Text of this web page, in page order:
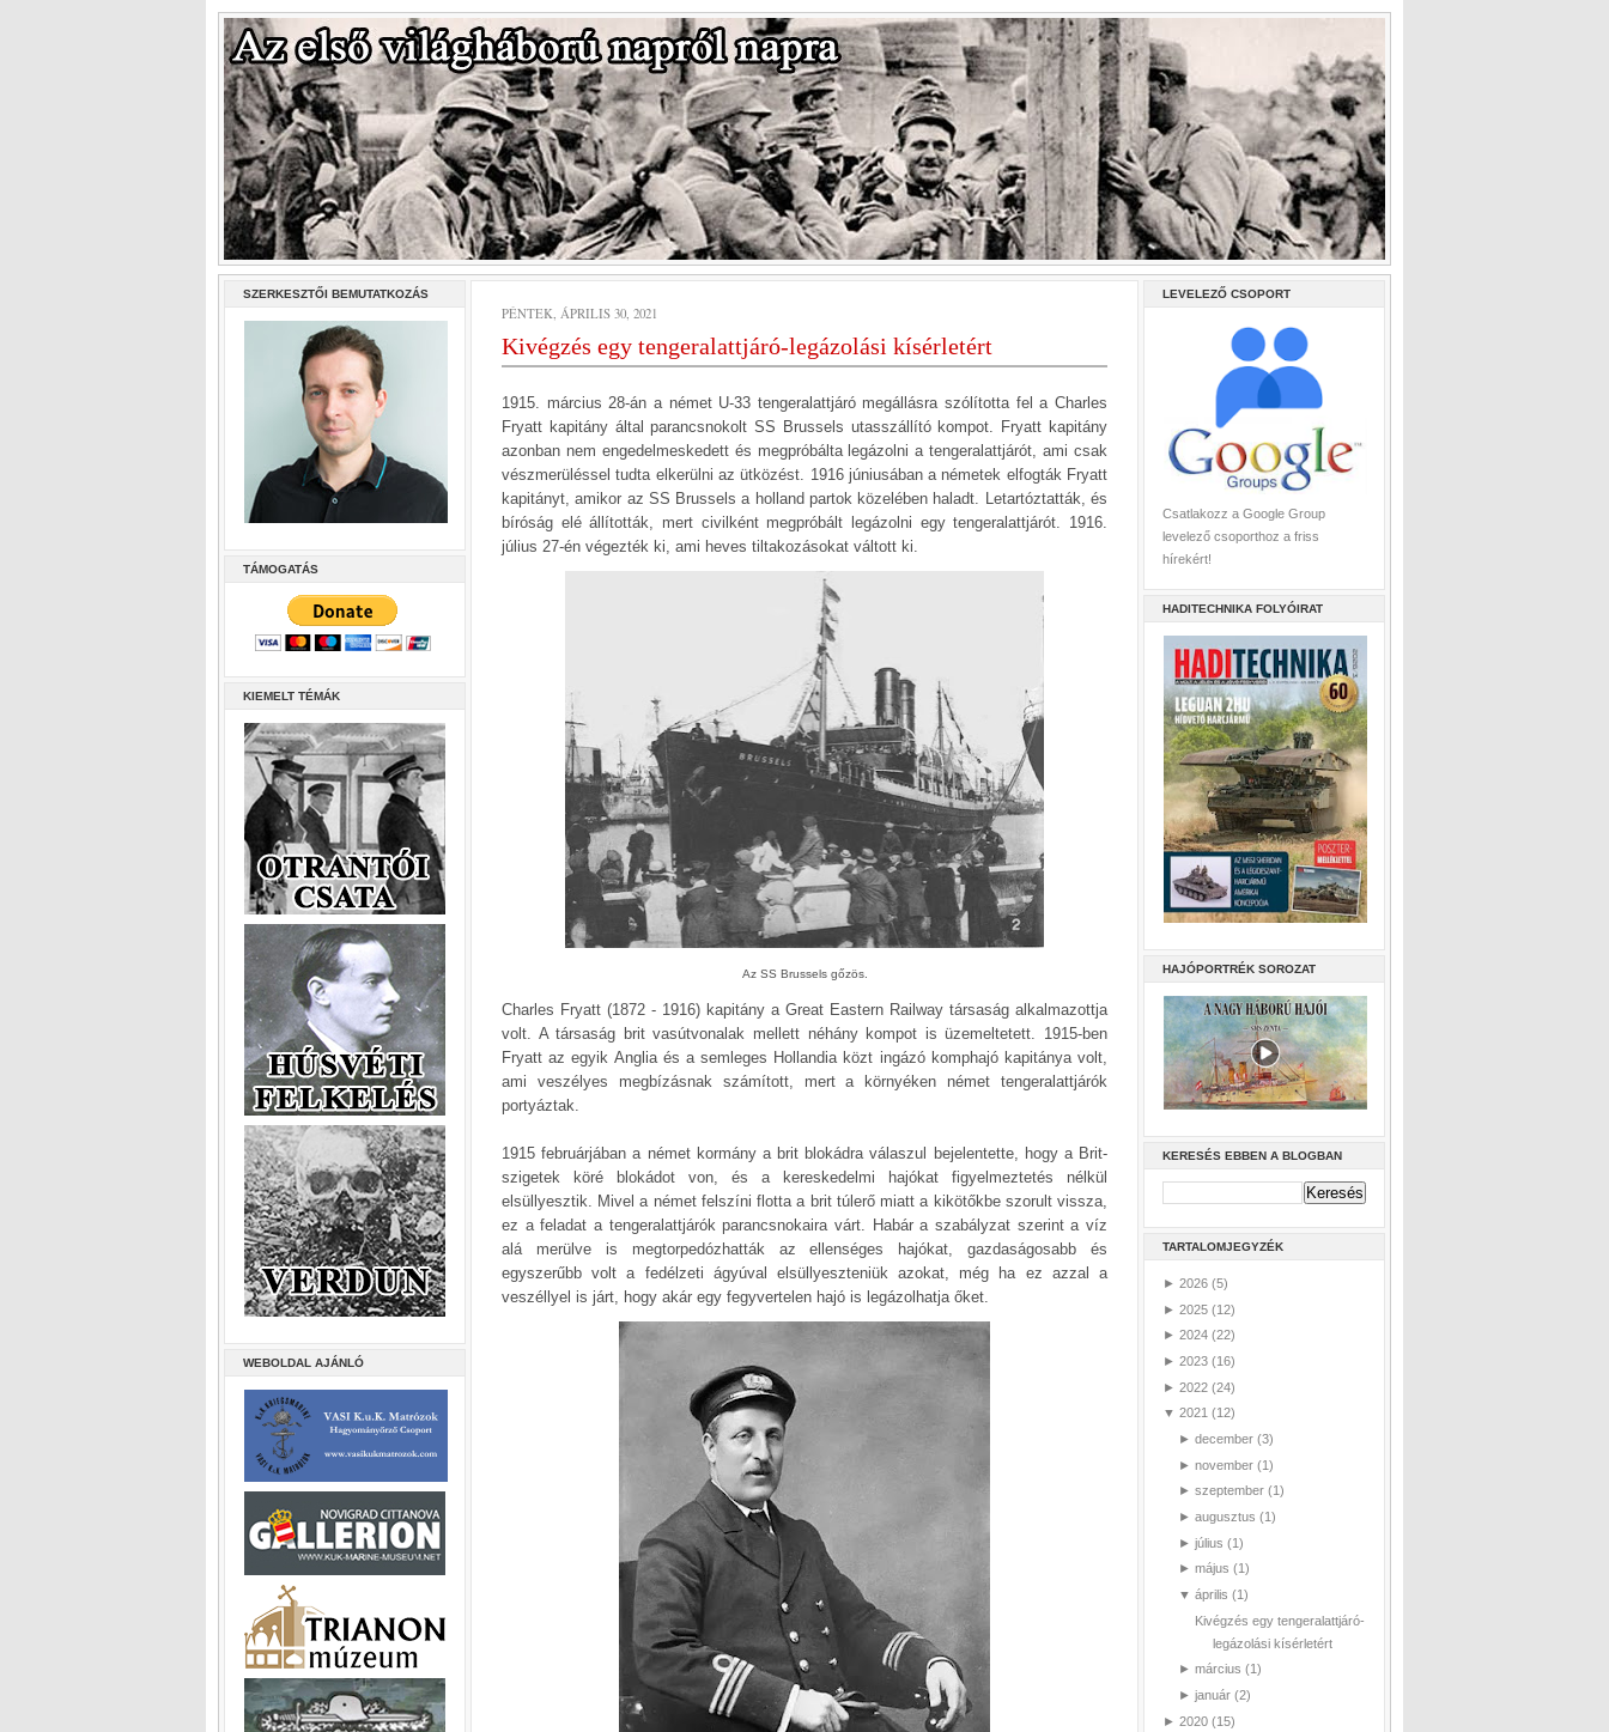
SZERKESZTŐI BEMUTATKOZÁS
TÁMOGATÁS
KIEMELT TÉMÁK
WEBOLDAL AJÁNLÓ
PÉNTEK, ÁPRILIS 30, 2021
Kivégzés egy tengeralattjáró-legázolási kísérletért
1915. március 28-án a német U-33 tengeralattjáró megállásra szólította fel a Charles
Fryatt kapitány által parancsnokolt SS Brussels utasszállító kompot. Fryatt kapitány
azonban nem engedelmeskedett és megpróbálta legázolni a tengeralattjárót, ami csak
vészmerüléssel tudta elkerülni az ütközést. 1916 júniusában a németek elfogták Fryatt
kapitányt, amikor az SS Brussels a holland partok közelében haladt. Letartóztatták, és
bíróság elé állították, mert civilként megpróbált legázolni egy tengeralattjárót. 1916.
július 27-én végezték ki, ami heves tiltakozásokat váltott ki.
Az SS Brussels gőzös.
Charles Fryatt (1872 - 1916) kapitány a Great Eastern Railway társaság alkalmazottja
volt. A társaság brit vasútvonalak mellett néhány kompot is üzemeltetett. 1915-ben
Fryatt az egyik Anglia és a semleges Hollandia közt ingázó komphajó kapitánya volt,
ami veszélyes megbízásnak számított, mert a környéken német tengeralattjárók
portyáztak.
1915 februárjában a német kormány a brit blokádra válaszul bejelentette, hogy a Brit-
szigetek köré blokádot von, és a kereskedelmi hajókat figyelmeztetés nélkül
elsüllyesztik. Mivel a német felszíni flotta a brit túlerő miatt a kikötőkbe szorult vissza,
ez a feladat a tengeralattjárók parancsnokaira várt. Habár a szabályzat szerint a víz
alá merülve is megtorpedózhatták az ellenséges hajókat, gazdaságosabb és
egyszerűbb volt a fedélzeti ágyúval elsüllyeszteniük azokat, még ha ez azzal a
veszéllyel is járt, hogy akár egy fegyvertelen hajó is legázolhatja őket.
LEVELEZŐ CSOPORT
Csatlakozz a Google Group
levelező csoporthoz a friss
hírekért!
HADITECHNIKA FOLYÓIRAT
HAJÓPORTRÉK SOROZAT
KERESÉS EBBEN A BLOGBAN
TARTALOMJEGYZÉK
► 2026 (5)
► 2025 (12)
► 2024 (22)
► 2023 (16)
► 2022 (24)
▼ 2021 (12)
► december (3)
► november (1)
► szeptember (1)
► augusztus (1)
► július (1)
► május (1)
▼ április (1)
Kivégzés egy tengeralattjáró-
legázolási kísérletért
► március (1)
► január (2)
► 2020 (15)